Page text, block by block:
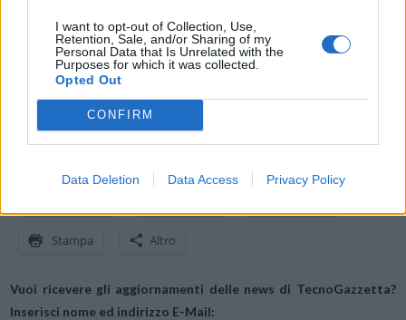
I want to opt-out of Collection, Use,
Retention, Sale, and/or Sharing of my
Personal Data that Is Unrelated with the
Purposes for which it was collected.
Opted Out
CONFIRM
Data Deletion Data Access Privacy Policy
Offerta
Le migliori offerte Garmin DriveSmart su Amazon.it
Condividi questo articolo:
Stampa Altro
Vuoi ricevere gli aggiornamenti delle news di TecnoGazzetta?
Inserisci nome ed indirizzo E-Mail: